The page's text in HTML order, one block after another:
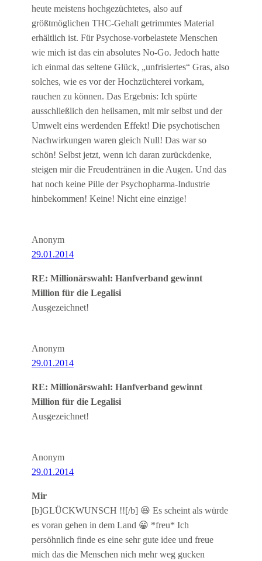
heute meistens hochgezüchtetes, also auf
größtmöglichen THC-Gehalt getrimmtes Material
erhältlich ist. Für Psychose-vorbelastete Menschen
wie mich ist das ein absolutes No-Go. Jedoch hatte
ich einmal das seltene Glück, „unfrisiertes“ Gras, also
solches, wie es vor der Hochzüchterei vorkam,
rauchen zu können. Das Ergebnis: Ich spürte
ausschließlich den heilsamen, mit mir selbst und der
Umwelt eins werdenden Effekt! Die psychotischen
Nachwirkungen waren gleich Null! Das war so
schön! Selbst jetzt, wenn ich daran zurückdenke,
steigen mir die Freudentränen in die Augen. Und das
hat noch keine Pille der Psychopharma-Industrie
hinbekommen! Keine! Nicht eine einzige!
Anonym
29.01.2014
RE: Millionärswahl: Hanfverband gewinnt
Million für die Legalisi
Ausgezeichnet!
Anonym
29.01.2014
RE: Millionärswahl: Hanfverband gewinnt
Million für die Legalisi
Ausgezeichnet!
Anonym
29.01.2014
Mir
[b]GLÜCKWUNSCH !![/b] 😆 Es scheint als würde
es voran gehen in dem Land 😀 *freu* Ich
persöhnlich finde es eine sehr gute idee und freue
mich das die Menschen nich mehr weg gucken